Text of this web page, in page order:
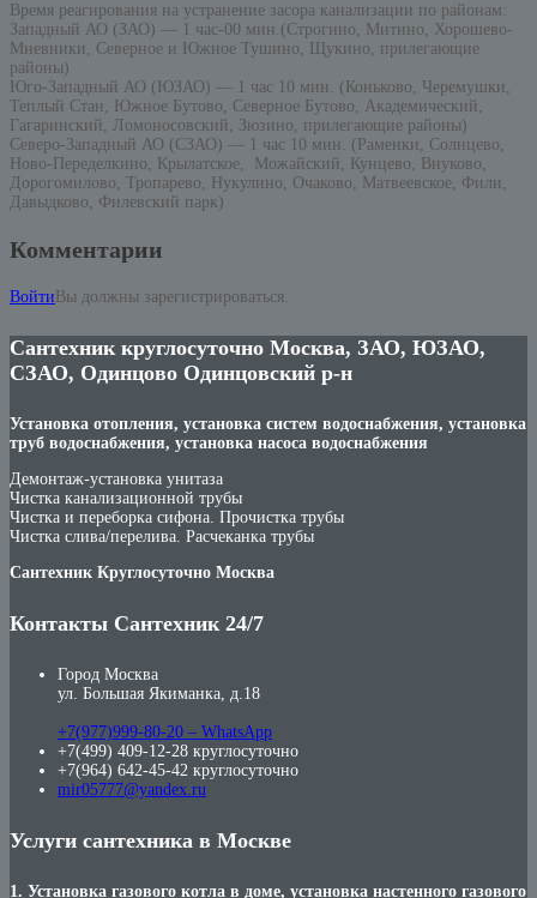
Время реагирования на устранение засора канализации по районам:
Западный АО (ЗАО) — 1 час-00 мин.(Строгино, Митино, Хорошево-
Мневники, Северное и Южное Тушино, Щукино, прилегающие
районы)
Юго-Западный АО (ЮЗАО) — 1 час 10 мин. (Коньково, Черемушки,
Теплый Стан, Южное Бутово, Северное Бутово, Академический,
Гагаринский, Ломоносовский, Зюзино, прилегающие районы)
Северо-Западный АО (СЗАО) — 1 час 10 мин. (Раменки, Солнцево,
Ново-Переделкино, Крылатское, Можайский, Кунцево, Внуково,
Дорогомилово, Тропарево, Нукулино, Очаково, Матвеевское, Фили,
Давыдково, Филевский парк)
Комментарии
Войти Вы должны зарегистрироваться.
Сантехник круглосуточно Москва, ЗАО, ЮЗАО,
СЗАО, Одинцово Одинцовский р-н
Установка отопления, установка систем водоснабжения, установка
труб водоснабжения, установка насоса водоснабжения
Демонтаж-установка унитаза
Чистка канализационной трубы
Чистка и переборка сифона. Прочистка трубы
Чистка слива/перелива. Расчеканка трубы
Сантехник Круглосуточно Москва
Контакты Сантехник 24/7
Город Москва
ул. Большая Якиманка, д.18
+7(977)999-80-20 – WhatsApp
+7(499) 409-12-28 круглосуточно
+7(964) 642-45-42 круглосуточно
mir05777@yandex.ru
Услуги сантехника в Москве
1. Установка газового котла в доме, установка настенного газового